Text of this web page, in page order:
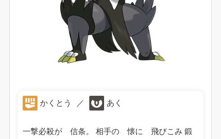
かくとう ／ あく
一撃必殺が 信条。 相手の 懐に 飛びこみ 鍛